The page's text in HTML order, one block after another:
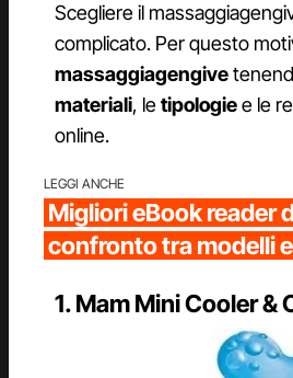
Scegliere il
complicato. Per questo
massaggiagengive
materiali, letipologiee le
online.
LEGGI ANCHE
Migliori eBook reader
confronto tra modelli
1. Mam Mini Cooler &